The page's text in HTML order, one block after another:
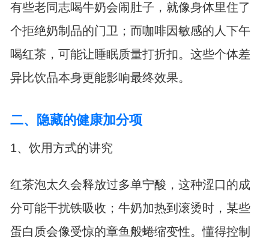
有些老同志喝牛奶会闹肚子，就像身体里住了
个拒绝奶制品的门卫；而咖啡因敏感的人下午
喝红茶，可能让睡眠质量打折扣。这些个体差
异比饮品本身更能影响最终效果。
二、隐藏的健康加分项
1、饮用方式的讲究
红茶泡太久会释放过多单宁酸，这种涩口的成
分可能干扰铁吸收；牛奶加热到滚烫时，某些
蛋白质会像受惊的章鱼般蜷缩变性。懂得控制